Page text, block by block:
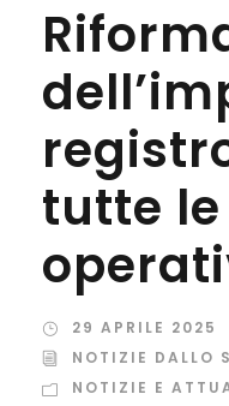
tutte
29 APRILE 2025
NOTIZIE DALLO
NOTIZIE E